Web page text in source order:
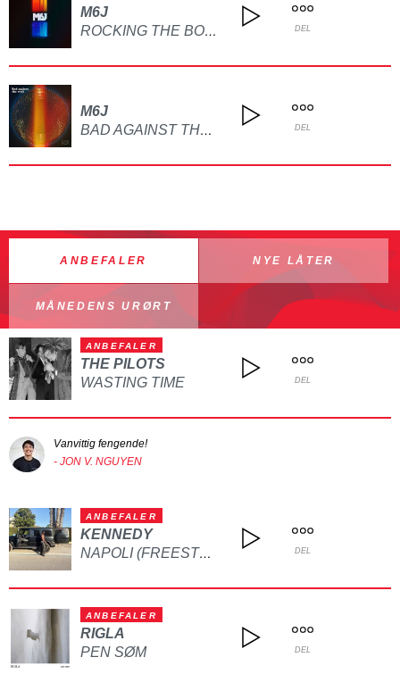
M6J
ROCKING THE BOOGEY DEL
M6J
BAD AGAINST THE WALL DEL
ANBEFALER NYE LÅTER
MÅNEDENS URØRT
ANBEFALER
THE PILOTS
WASTING TIME
DEL
Vanvittig fengende!
- JON V. NGUYEN
ANBEFALER
KENNEDY
NAPOLI (FREESTYLE) DEL
ANBEFALER
RIGLA
PEN SØM
DEL